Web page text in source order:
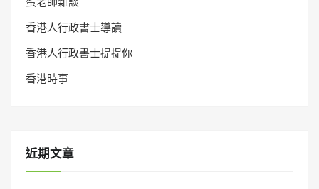
香港人行政書士導讀
香港人行政書士提提你
香港時事
近期文章